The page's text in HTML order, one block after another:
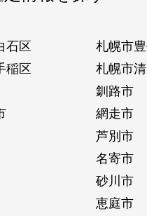
石区
札幌市
稲区
札幌市
釧路市
網走市
芦別市
名寄市
砂川市
恵庭市